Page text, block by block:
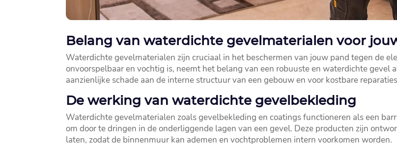
Belang van waterdichte gevelmaterialen voor
Waterdichte gevelmaterialen zijn cruciaal in het beschermen van jouw pand tegen de
onvoorspelbaar en vochtig is, neemt het belang van een robuuste en waterdichte gevel
aanzienlijke schade aan de interne structuur van een gebouw en voor kostbare
De werking van waterdichte gevelbekleding
Waterdichte gevelmaterialen zoals gevelbekleding en coatings functioneren als een
om door te dringen in de onderliggende lagen van een gevel.​ Deze producten zijn
laten, zodat de binnenmuur kan ademen en vochtproblemen intern voorkomen worden.​